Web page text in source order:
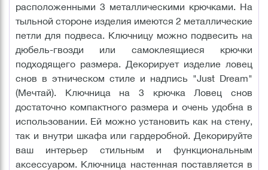
расположенными 3 металлическими крючками. На
тыльной стороне изделия имеются 2 металлические
петли для подвеса. Ключницу можно подвесить на
дюбель-гвозди или самоклеящиеся крючки
подходящего размера. Декорирует изделие ловец
снов в этническом стиле и надпись "Just Dream"
(Мечтай). Ключница на 3 крючка Ловец снов
достаточно компактного размера и очень удобна в
использовании. Ей можно установить как на стену,
так и внутри шкафа или гардеробной. Декорируйте
ваш интерьер стильным и функциональным
аксессуаром. Ключница настенная поставляется в